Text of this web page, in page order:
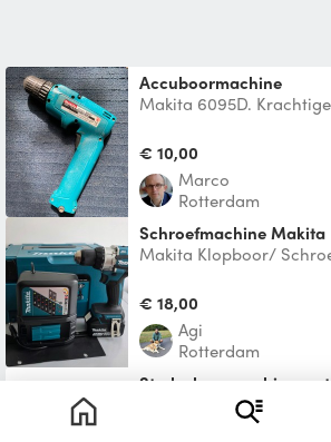
Accuboormachine
Makita 6095D.
je een langere kl
€ 10,00
Marco
Rotterdam
Schroefmachine Makita
Makita Klopboor/
€ 18,00
Agi
Rotterdam
Sterke boormachine met
Deze boormachine
stroom en niet op een